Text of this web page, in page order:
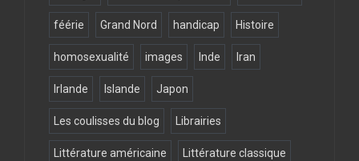
féérie Grand Nord handicap Histoire
homosexualité images Inde Iran
Irlande Islande Japon
Les coulisses du blog Librairies
Littérature américaine Littérature classique